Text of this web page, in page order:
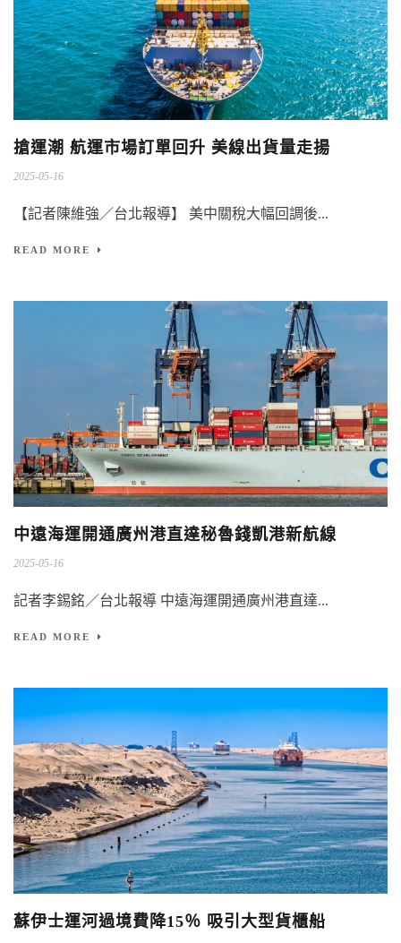
搶運潮 航運市場訂單回升 美線出貨量走揚
2025-05-16
【記者陳維強／台北報導】 美中關稅大幅回調後...
READ MORE
中遠海運開通廣州港直達秘魯錢凱港新航線
2025-05-16
記者李錫銘／台北報導 中遠海運開通廣州港直達...
READ MORE
蘇伊士運河過境費降15％ 吸引大型貨櫃船